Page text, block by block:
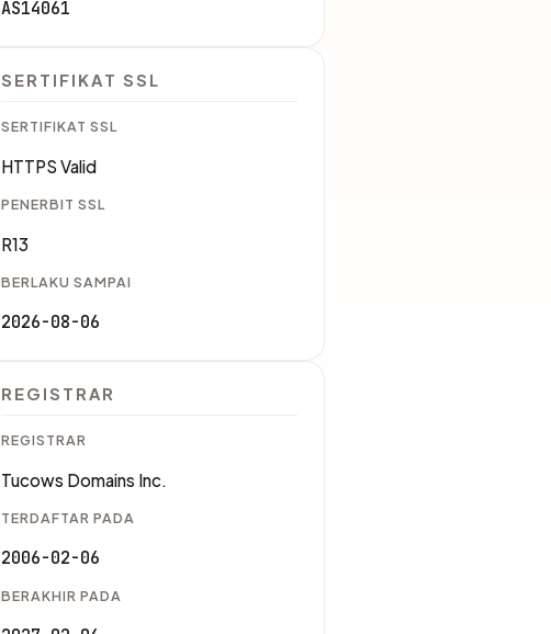
AS14061
SERTIFIKAT SSL
SERTIFIKAT SSL
HTTPS Valid
PENERBIT SSL
R13
BERLAKU SAMPAI
2026-08-06
REGISTRAR
REGISTRAR
Tucows Domains Inc.
TERDAFTAR PADA
2006-02-06
BERAKHIR PADA